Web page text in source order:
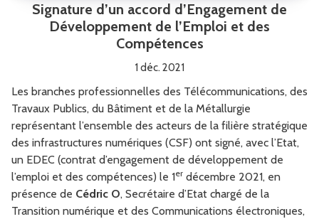
Signature d’un accord d’Engagement de
Développement de l’Emploi et des
Compétences
1 déc. 2021
Les branches professionnelles des Télécommunications, des
Travaux Publics, du Bâtiment et de la Métallurgie
représentant l’ensemble des acteurs de la filière stratégique
des infrastructures numériques (CSF) ont signé, avec l’Etat,
un EDEC (contrat d’engagement de développement de
l’emploi et des compétences) le 1er décembre 2021, en
présence de Cédric O, Secrétaire d’Etat chargé de la
Transition numérique et des Communications électroniques,